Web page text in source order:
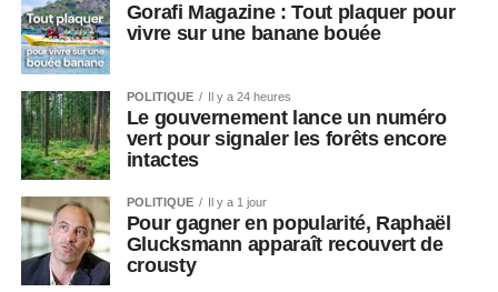
Gorafi Magazine : Tout plaquer pour
vivre sur une banane bouée
POLITIQUE Il y a 24 heures
Le gouvernement lance un numéro
vert pour signaler les forêts encore
intactes
POLITIQUE Il y a 1 jour
Pour gagner en popularité, Raphaël
Glucksmann apparaît recouvert de
crousty